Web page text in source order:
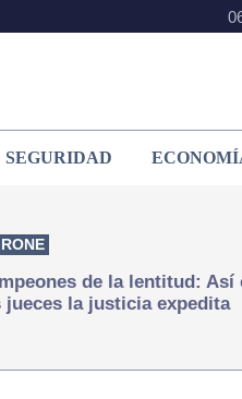
SEGURIDAD
de la lentitud: Así
jueces la justicia expedita